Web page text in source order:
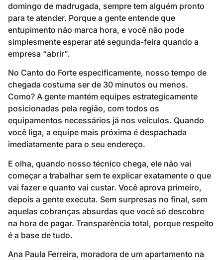
domingo de madrugada, sempre tem alguém pronto
para te atender. Porque a gente entende que
entupimento não marca hora, e você não pode
simplesmente esperar até segunda-feira quando a
empresa “abrir”.
No Canto do Forte especificamente, nosso tempo de
chegada costuma ser de 30 minutos ou menos.
Como? A gente mantém equipes estrategicamente
posicionadas pela região, com todos os
equipamentos necessários já nos veículos. Quando
você liga, a equipe mais próxima é despachada
imediatamente para o seu endereço.
E olha, quando nosso técnico chega, ele não vai
começar a trabalhar sem te explicar exatamente o que
vai fazer e quanto vai custar. Você aprova primeiro,
depois a gente executa. Sem surpresas no final, sem
aquelas cobranças absurdas que você só descobre
na hora de pagar. Transparência total, porque respeito
é a base de tudo.
Ana Paula Ferreira, moradora de um apartamento na